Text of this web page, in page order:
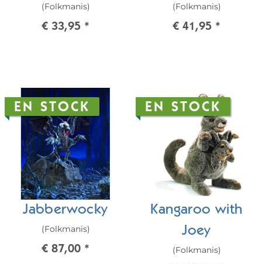
(Folkmanis)
€ 33,95 *
(Folkmanis)
€ 41,95 *
EN STOCK
Jabberwocky
(Folkmanis)
€ 87,00 *
EN STOCK
Kangaroo with
Joey
(Folkmanis)